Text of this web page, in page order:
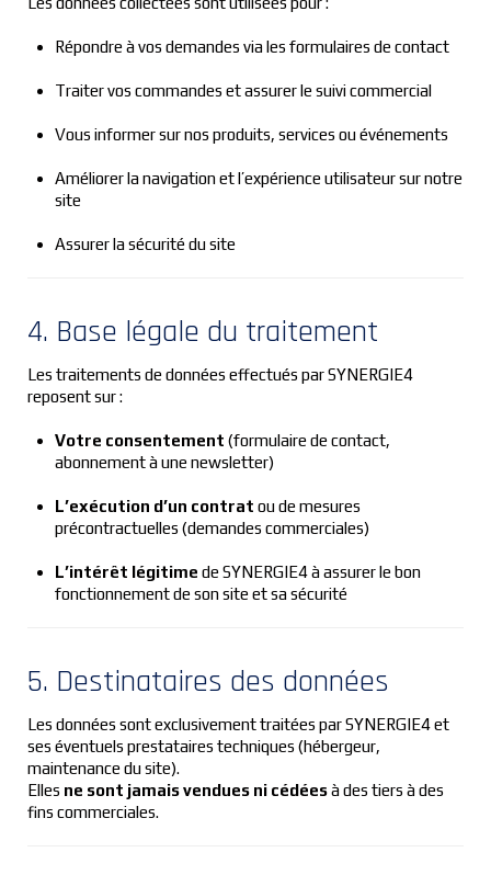
Répondre à vos demandes via les formulaires de contact
Traiter vos commandes et assurer le suivi commercial
Vous informer sur nos produits, services ou événements
Améliorer la navigation et l’expérience utilisateur sur notre
site
Assurer la sécurité du site
4. Base légale du traitement
Les traitements de données effectués par SYNERGIE4
reposent sur :
Votre consentement (formulaire de contact,
abonnement à une newsletter)
L’exécution d’un contrat ou de mesures
précontractuelles (demandes commerciales)
L’intérêt légitime de SYNERGIE4 à assurer le bon
fonctionnement de son site et sa sécurité
5. Destinataires des données
Les données sont exclusivement traitées par SYNERGIE4 et
ses éventuels prestataires techniques (hébergeur,
maintenance du site).
Elles ne sont jamais vendues ni cédéesà des tiers à des
fins commerciales.